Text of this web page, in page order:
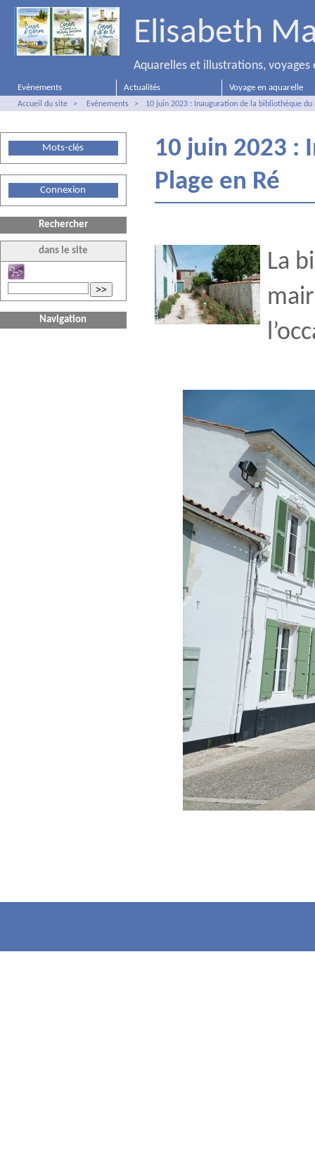
Elisabeth
Aquarelles et illustrations, voyages
Evènements Actualités Voyage en aquarelle
Accueil du site > Evènements > 10 juin 2023 : Inauguration de la bibliothèque du
10 juin 2023 :
Plage en Ré
La
Mots-clés
Connexion
Rechercher
dans le site
>>
Navigation